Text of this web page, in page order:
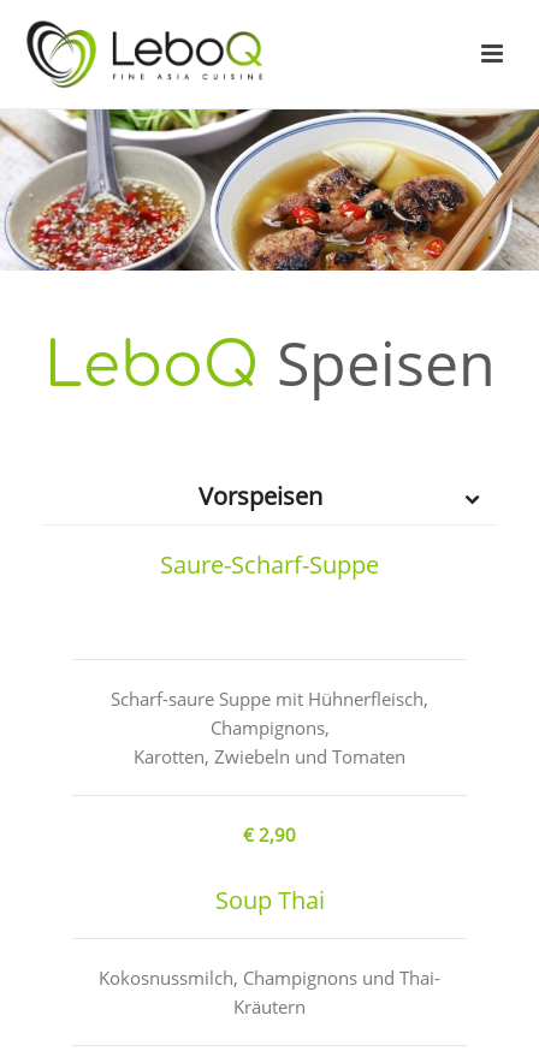
LeboQ Speisen
Vorspeisen
Saure-Scharf-Suppe
Scharf-saure Suppe mit Hühnerfleisch,
Champignons,
Karotten, Zwiebeln und Tomaten
€ 2,90
Soup Thai
Kokosnussmilch, Champignons und Thai-
Kräutern